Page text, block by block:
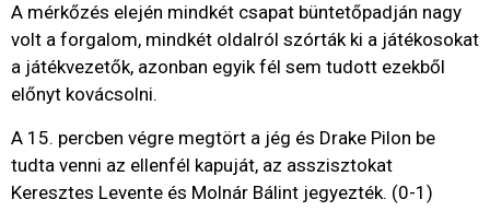
A mérkőzés elején mindkét csapat büntetőpadján nagy
volt a forgalom, mindkét oldalról szórták ki a játékosokat
a játékvezetők, azonban egyik fél sem tudott ezekből
előnyt kovácsolni.
A 15. percben végre megtört a jég és Drake Pilon be
tudta venni az ellenfél kapuját, az asszisztokat
Keresztes Levente és Molnár Bálint jegyezték. (0-1)